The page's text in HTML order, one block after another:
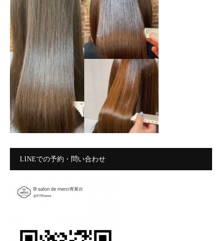
LINEでの予約・問い合わせ